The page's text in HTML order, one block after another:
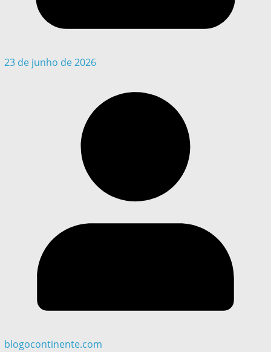
23 de junho de 2026
blogocontinente.com